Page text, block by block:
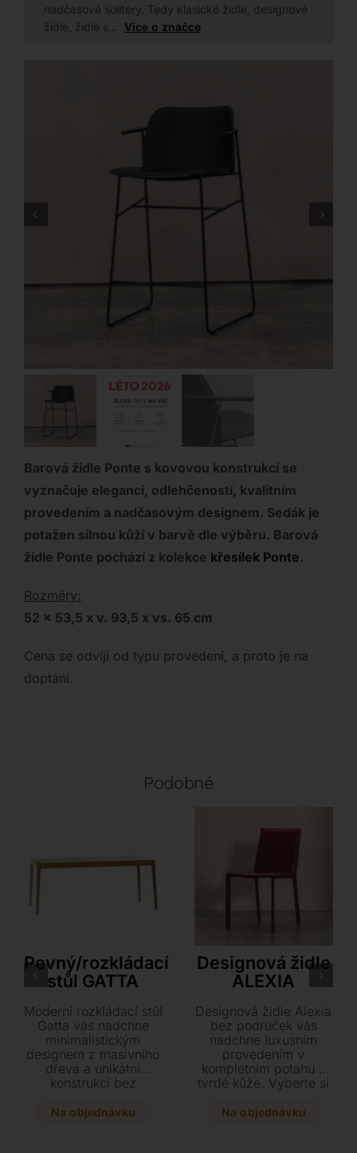
nadčasové solitéry. Tedy klasické židle, designové
židle, židle s… Více o značce
Barová židle Ponte s kovovou konstrukcí se
vyznačuje elegancí, odlehčeností, kvalitním
provedením a nadčasovým designem. Sedák je
potažen silnou kůží v barvě dle výběru. Barová
židle Ponte pochází z kolekce křesílek Ponte.
Rozměry:
52 x 53,5 x v. 93,5 x vs. 65 cm
Cena se odvíjí od typu provedení, a proto je na
doptání.
Podobné
Pevný/rozkládací
stůl GATTA
Moderní rozkládací stůl
Gatta vás nadchne
minimalistickým
designem z masivního
dřeva a unikátní
konstrukcí bez
integrovaným
Na objednávku
Designová židle
ALEXIA
Designová židle Alexia
bez područek vás
nadchne luxusním
provedením v
kompletním potahu z
tvrdé kůže. Vyberte si
dopřejte svému
Na objednávku